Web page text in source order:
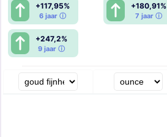
+117,95%
6 jaar ⓘ
+180,91%
7 jaar ⓘ
+247,2%
9 jaar ⓘ